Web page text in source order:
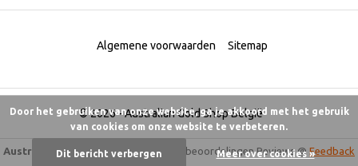
© 2026 -Australian Gold Shop België
Algemene voorwaarden Sitemap
Australian Gold Shop 9,5/10-6.175 beoordelingenReviews @ Feedback
Door het gebruiken van onze website, ga je akkoord met het gebruik
van cookies om onze website te verbeteren.
Dit bericht verbergen Meer over cookies »